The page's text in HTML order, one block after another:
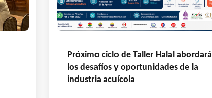
Próximo ciclo de Taller Halal abordará
los desafíos y oportunidades de la
industria acuícola